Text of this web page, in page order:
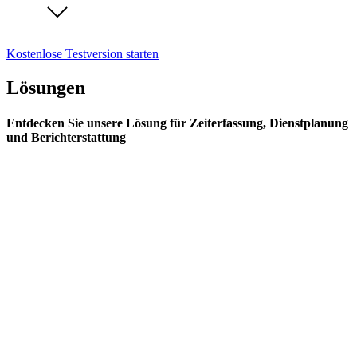
Kostenlose Testversion starten
Lösungen
Entdecken Sie unsere Lösung für Zeiterfassung, Dienstplanung
und Berichterstattung